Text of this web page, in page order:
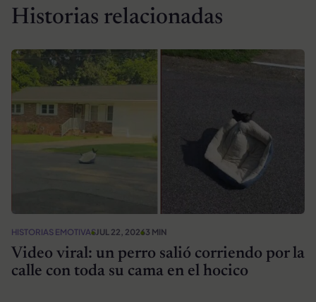
Historias relacionadas
HISTORIAS EMOTIVASJUL 22, 20263 MIN
Video viral: un perro salió corriendo por la
calle con toda su cama en el hocico